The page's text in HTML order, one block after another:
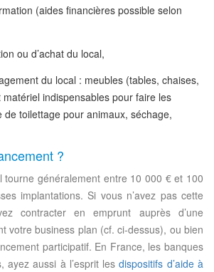
(aides financières possible selon
ou d’achat du local,
du local : meubles (tables, chaises,
indispensables pour faire les
de toilettage pour animaux, séchage,
?
tourne généralement entre 10 000 € et 100
implantations. Si vous n’avez pas cette
contracter en emprunt auprès d’une
votre business plan (cf. ci-dessus), ou bien
participatif. En France, les banques
ayez aussi à l’esprit lesdispositifs d’aide à